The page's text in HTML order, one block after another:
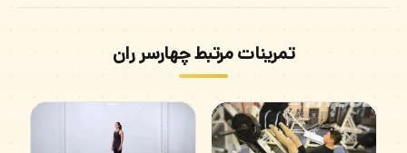
تمرینات مرتبط چهارسر ران